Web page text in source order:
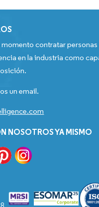
contratar personas
en la industria como
un email.
NOSOTROS YA MISMO